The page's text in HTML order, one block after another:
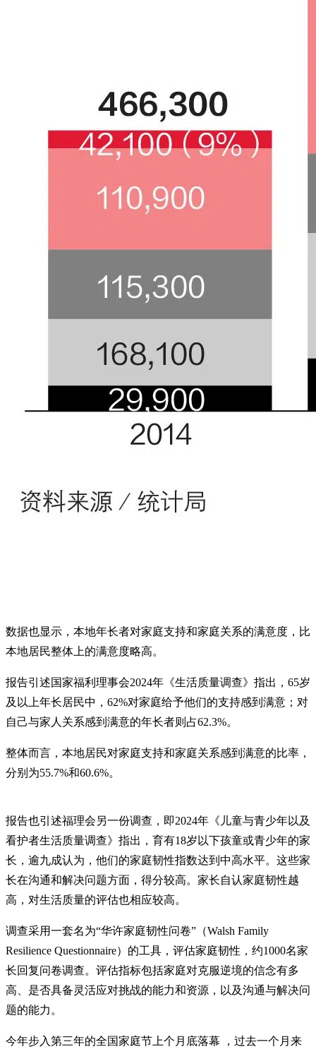
数据也显示，本地年长者对家庭支持和家庭关系的满意度，比
本地居民整体上的满意度略高。
报告引述国家福利理事会2024年《生活质量调查》指出，65岁
及以上年长居民中，62%对家庭给予他们的支持感到满意；对
自己与家人关系感到满意的年长者则占62.3%。
整体而言，本地居民对家庭支持和家庭关系感到满意的比率，
分别为55.7%和60.6%。
报告也引述福理会另一份调查，即2024年《儿童与青少年以及
看护者生活质量调查》指出，育有18岁以下孩童或青少年的家
长，逾九成认为，他们的家庭韧性指数达到中高水平。这些家
长在沟通和解决问题方面，得分较高。家长自认家庭韧性越
高，对生活质量的评估也相应较高。
调查采用一套名为“华许家庭韧性问卷”（Walsh Family
Resilience Questionnaire）的工具，评估家庭韧性，约1000名家
长回复问卷调查。评估指标包括家庭对克服逆境的信念有多
高、是否具备灵活应对挑战的能力和资源，以及沟通与解决问
题的能力。
今年步入第三年的全国家庭节上个月底落幕 ，过去一个月来